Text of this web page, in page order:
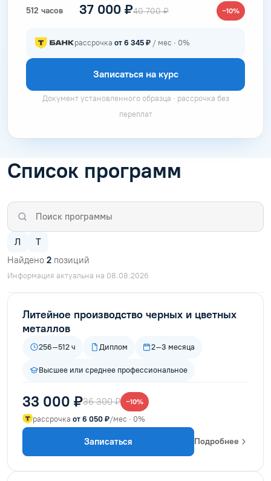
512 часов 37 000 ₽40 700 ₽ −10%
рассрочка от 6 345 ₽ / мес · 0%
Записаться на курс
Документ установленного образца · рассрочка без
переплат
Список программ
Л
Т
Найдено 2 позиций
Информация актуальна на 08.08.2026
Литейное производство черных и цветных
металлов
256–512 ч Диплом 2–3 месяца
Высшее или среднее профессиональное
33 000 ₽36 300 ₽ −10%
рассрочка от 6 050 ₽/мес · 0%
Записаться Подробнее